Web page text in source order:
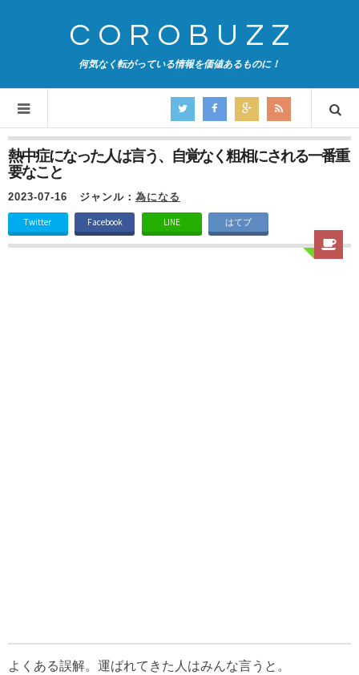
COROBUZZ
何気なく転がっている情報を価値あるものに！
熱中症になった人は言う、自覚なく粗相にされる一番重
要なこと
2023-07-16 ジャンル： 為になる
Twitter Facebook LINE はてブ
よくある誤解。運ばれてきた人はみんな言うと。